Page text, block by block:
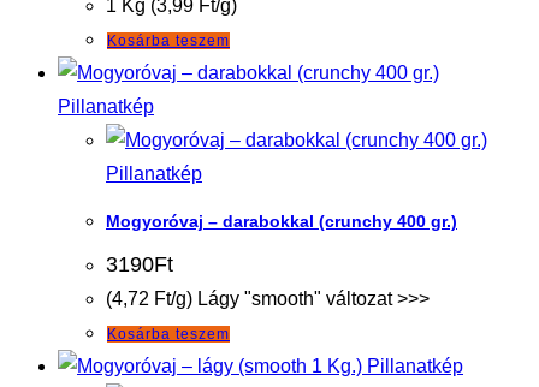
1 Kg (3,99 Ft/g)
Kosárba teszem
Pillanatkép
Pillanatkép
Mogyoróvaj – darabokkal (crunchy 400 gr.)
3190Ft
(4,72 Ft/g) Lágy "smooth" változat >>>
Kosárba teszem
Pillanatkép